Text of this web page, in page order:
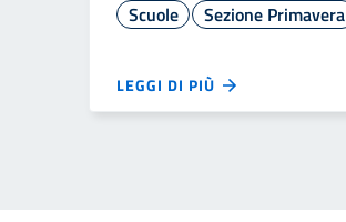
Scuole
Sezione Primavera
LEGGI DI PIÙ